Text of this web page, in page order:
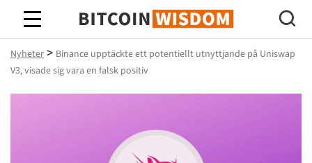
Bitcoin Wisdom
Nyheter > Binance upptäckte ett potentiellt utnyttjande på Uniswap
V3, visade sig vara en falsk positiv